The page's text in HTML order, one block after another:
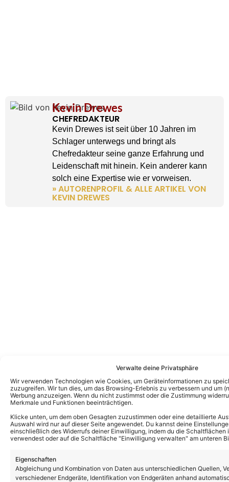
Verwalte deine Privatsphäre
Wir verwenden Technologien wie Cookies, um Geräteinformationen zu
zuzugreifen. Wir tun dies, um das Browsing-Erlebnis zu verbessern und um
Werbung anzuzeigen. Wenn du nicht zustimmst oder die Zustimmung
Merkmale und Funktionen beeinträchtigen.
Klicke unten, um dem oben Gesagten zuzustimmen oder eine detaillierte
Auswahl wird nur auf dieser Seite angewendet. Du kannst deine
einschließlich des Widerrufs deiner Einwilligung, indem du die
verwendest oder auf die Schaltfläche "Einwilligung verwalten" am unteren
Eigenschaften
Abgleichung und Kombination von Daten aus unterschiedlichen Quellen,
verschiedener Endgeräte, Identifikation von Endgeräten anhand
Kevin Drewes
CHEFREDAKTEUR
Kevin Drewes ist seit über 10 Jahren im
Schlager unterwegs und bringt als
Chefredakteur seine ganze Erfahrung und
Leidenschaft mit hinein. Kein anderer kann
solch eine Expertise wie er vorweisen.
» AUTORENPROFIL & ALLE ARTIKEL VON
KEVIN DREWES
nächste Ausgabe: Alle Gäste und wie ihr
schon früher schauen könnt